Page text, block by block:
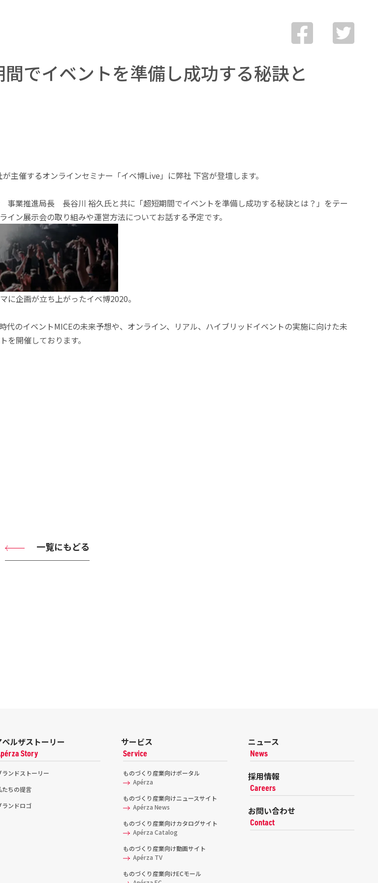
でイベントを準備し成功する秘訣と
催するオンラインセミナー「イベ博Live」に弊社 下宮が登壇します。
業推進局長 長谷川 裕久氏と共に「超短期間でイベントを準備し成功する秘訣とは？」をテー
ン展示会の取り組みや運営方法についてお話する予定です。
に企画が立ち上がったイベ博2020。
のイベントMICEの未来予想や、オンライン、リアル、ハイブリッドイベントの実施に向けた未
を開催しております。
一覧にもどる
ペルザストーリー
Story
ランドストーリー
たちの提言
ランドロゴ
サービス
Service
ものづくり産業向けポータル
Apérza
ものづくり産業向けニュースサイト
Apérza News
ものづくり産業向けカタログサイト
Apérza Catalog
ものづくり産業向け動画サイト
Apérza TV
ものづくり産業向けECモール
ニュース
News
採用情報
Careers
お問い合わせ
Contact